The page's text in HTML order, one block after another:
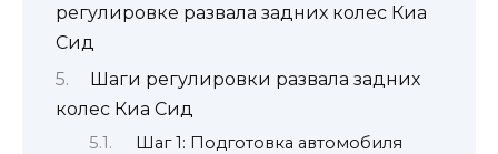
регулировке развала задних колес Киа
Сид
Шаги регулировки развала задних
колес Киа Сид
Шаг 1: Подготовка автомобиля